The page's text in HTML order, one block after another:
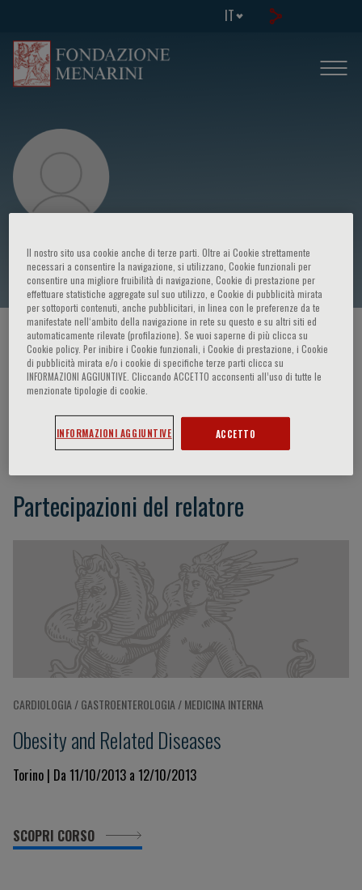
IT
Elisabetta Bugianesi
HOME PAGE / CORSI ED EVENTI / RELATORE
Elisabetta Bugianesi
Partecipazioni del relatore
CARDIOLOGIA / GASTROENTEROLOGIA / MEDICINA INTERNA
Obesity and Related Diseases
Torino | Da 11/10/2013 a 12/10/2013
SCOPRI CORSO
Il nostro sito usa cookie anche di terze parti. Oltre ai Cookie strettamente
necessari a consentire la navigazione, si utilizzano, Cookie funzionali per
consentire una migliore fruibilità di navigazione, Cookie di prestazione per
effettuare statistiche aggregate sul suo utilizzo, e Cookie di pubblicità mirata
per sottoporti contenuti, anche pubblicitari, in linea con le preferenze da te
manifestate nell‘ambito della navigazione in rete su questo e su altri siti ed
automaticamente rilevate (profilazione). Se vuoi saperne di più clicca su
Cookie policy. Per inibire i Cookie funzionali, i Cookie di prestazione, i Cookie
di pubblicità mirata e/o i cookie di specifiche terze parti clicca su
INFORMAZIONI AGGIUNTIVE. Cliccando ACCETTO acconsenti all’uso di tutte le
menzionate tipologie di cookie.
INFORMAZIONI AGGIUNTIVE ACCETTO